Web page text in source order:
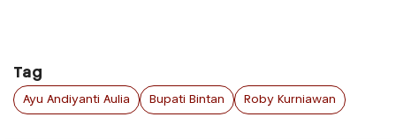
Tag
Ayu Andiyanti Aulia Bupati Bintan Roby Kurniawan